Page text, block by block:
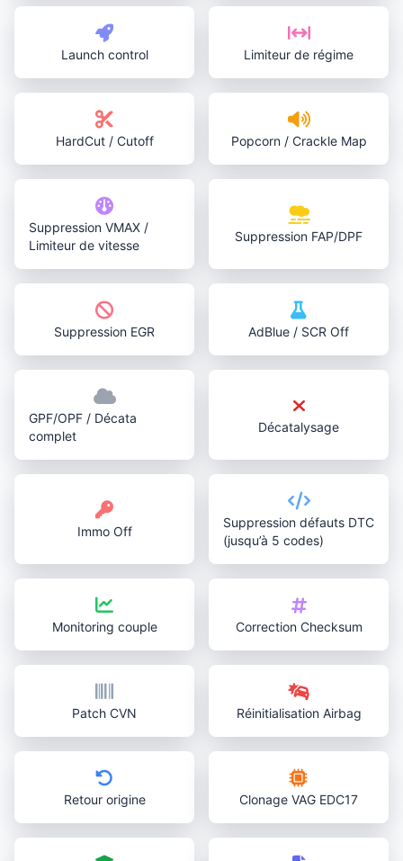
Launch control Limiteur de régime
HardCut / Cutoff Popcorn / Crackle Map
Suppression VMAX /
Limiteur de vitesse
Suppression FAP/DPF
Suppression EGR AdBlue / SCR Off
GPF/OPF / Décata
complet
Décatalysage
Immo Off
Suppression défauts DTC
(jusqu’à 5 codes)
Monitoring couple Correction Checksum
Patch CVN Réinitialisation Airbag
Retour origine Clonage VAG EDC17